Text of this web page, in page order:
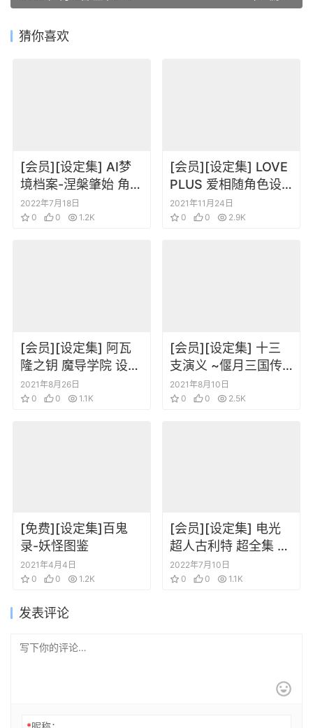
猜你喜欢
[会员][设定集] AI梦
境档案-涅槃肇始 角色
设定
2022年7月18日
0
0 1.2K
[会员][设定集] LOVE
PLUS 爱相随角色设
定资料集 高岭爱花篇
2021年11月24日
0
0 2.9K
[会员][设定集] 阿瓦
隆之钥 魔导学院 设定
集
2021年8月26日
0
0 1.1K
[会员][设定集] 十三
支演义 ~偃月三国传~
1、2 两卷设定原画合
集
2021年8月10日
0
0 2.5K
[免费][设定集]百鬼
录-妖怪图鉴
2021年4月4日
0
0 1.2K
[会员][设定集] 电光
超人古利特 超全集 19
版
2022年7月10日
0
0 1.1K
发表评论